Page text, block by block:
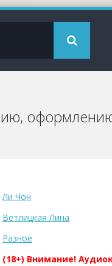
Ли Чон
Ветлицкая Лина
Разное
(18+) Внимание!